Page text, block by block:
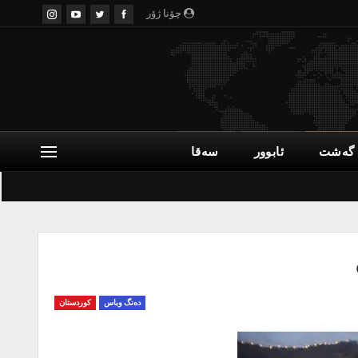
چۆنا ژۆر
گەشت ئابوور سەقا
دەنگ وباس کوردستان